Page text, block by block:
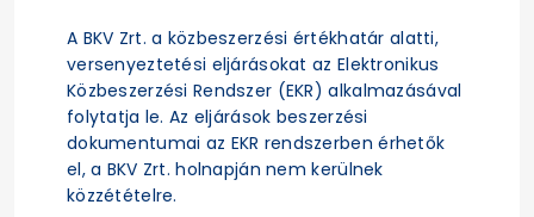
A BKV Zrt. a közbeszerzési értékhatár alatti,
versenyeztetési eljárásokat az Elektronikus
Közbeszerzési Rendszer (EKR) alkalmazásával
folytatja le. Az eljárások beszerzési
dokumentumai az EKR rendszerben érhetők
el, a BKV Zrt. holnapján nem kerülnek
közzétételre.